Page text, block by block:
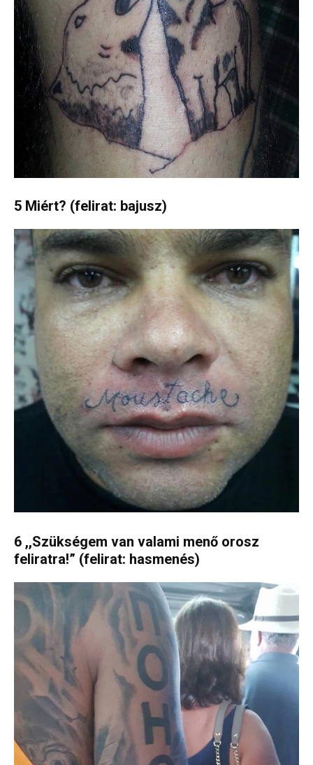
5 Miért? (felirat: bajusz)
6 ,,Szükségem van valami menő orosz
feliratra!” (felirat: hasmenés)